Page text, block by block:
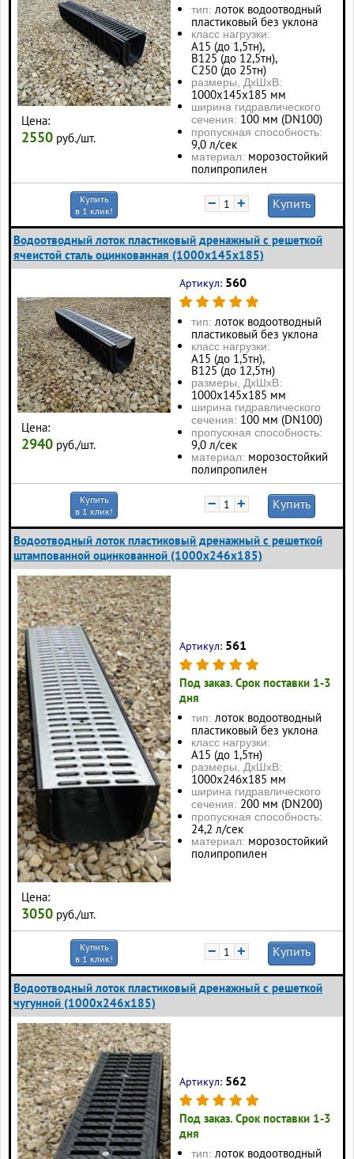
Цена:
2550 руб./шт.
тип: лоток водоотводный
пластиковый без уклона
класс нагрузки:
А15 (до 1,5тн),
В125 (до 12,5тн),
С250 (до 25тн)
размеры, ДхШхВ:
1000х145х185 мм
ширина гидравлического
сечения: 100 мм (DN100)
пропускная способность:
9,0 л/сек
материал: морозостойкий
полипропилен
Купить
в 1 клик!
− + Купить
Водоотводный лоток пластиковый дренажный с решеткой
ячеистой сталь оцинкованная (1000x145x185)
Цена:
2940 руб./шт.
Артикул: 560
тип: лоток водоотводный
пластиковый без уклона
класс нагрузки:
А15 (до 1,5тн),
В125 (до 12,5тн)
размеры, ДхШхВ:
1000х145х185 мм
ширина гидравлического
сечения: 100 мм (DN100)
пропускная способность:
9,0 л/сек
материал: морозостойкий
полипропилен
Купить
в 1 клик!
− + Купить
Водоотводный лоток пластиковый дренажный с решеткой
штампованной оцинкованной (1000x246x185)
Цена:
3050 руб./шт.
Артикул: 561
Под заказ. Срок поставки 1-3
дня
тип: лоток водоотводный
пластиковый без уклона
класс нагрузки:
А15 (до 1,5тн)
размеры, ДхШхВ:
1000х246х185 мм
ширина гидравлического
сечения: 200 мм (DN200)
пропускная способность:
24,2 л/сек
материал: морозостойкий
полипропилен
Купить
в 1 клик!
− + Купить
Водоотводный лоток пластиковый дренажный с решеткой
чугунной (1000x246x185)
Артикул: 562
Под заказ. Срок поставки 1-3
дня
тип: лоток водоотводный